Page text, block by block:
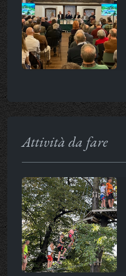
Attività da fare